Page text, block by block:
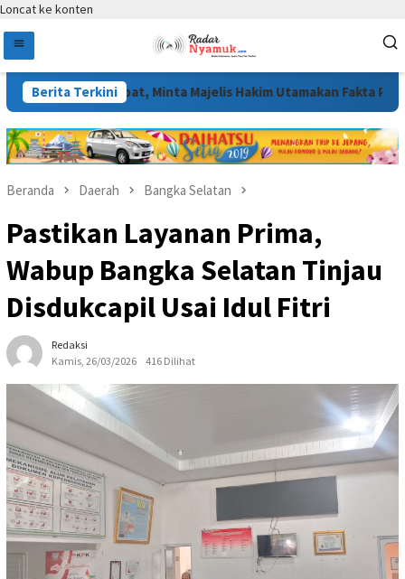
Loncat ke konten
Berita Terkini
Tepat, Minta Majelis Hakim Utamakan Fakta Persidangan
Beranda Daerah Bangka Selatan
Pastikan Layanan Prima,
Wabup Bangka Selatan Tinjau
Disdukcapil Usai Idul Fitri
Redaksi
Kamis, 26/03/2026
416 Dilihat